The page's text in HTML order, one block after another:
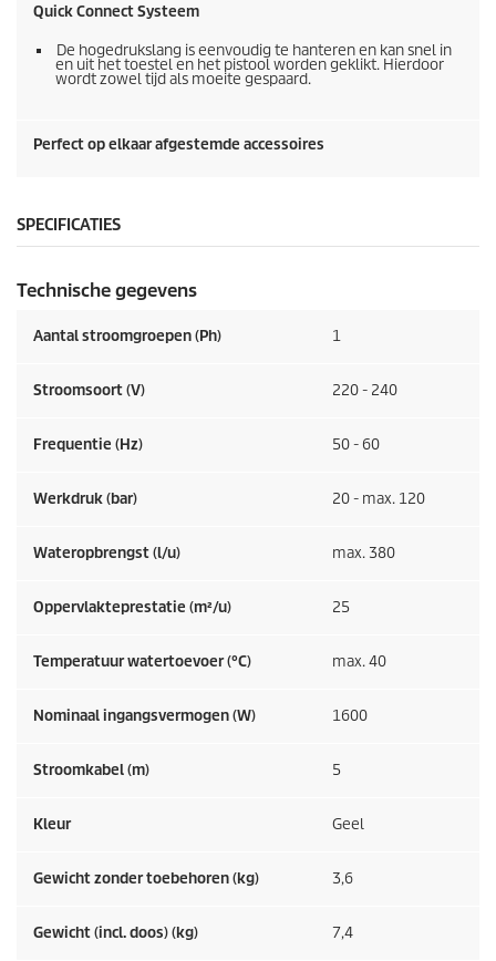
Quick ConnectSysteem
De hogedrukslang is eenvoudig te hanteren en kan snel in
en uit het toestel en het pistool worden geklikt. Hierdoor
wordt zowel tijd als moeite gespaard.
Perfect op elkaar afgestemde accessoires
SPECIFICATIES
Technische gegevens
Aantal stroomgroepen (Ph) 1
Stroomsoort (V) 220 - 240
Frequentie (Hz) 50 - 60
Werkdruk (bar) 20 - max. 120
Wateropbrengst (l/u) max. 380
Oppervlakteprestatie (m²/u) 25
Temperatuur watertoevoer (°C) max. 40
Nominaal ingangsvermogen (W) 1600
Stroomkabel (m) 5
Kleur Geel
Gewicht zonder toebehoren (kg) 3,6
Gewicht (incl. doos) (kg) 7,4